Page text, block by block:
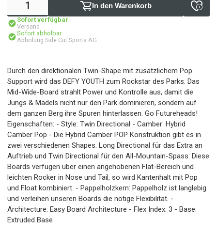
In den Warenkorb
Sofort verfügbar
Versand
Sofort abholbar
Abholung Side Cut Sports AG
Durch den direktionalen Twin-Shape mit zusätzlichem Pop
Support wird das DEFY YOUTH zum Rockstar des Parks. Das
Mid-Wide-Board strahlt Power und Kontrolle aus, damit die
Jungs & Mädels nicht nur den Park dominieren, sondern auf
dem ganzen Berg ihre Spuren hinterlassen. Go Futureheads!
Eigenschaften: - Style: Twin Directional - Camber: Hybrid
Camber Pop - Die Hybrid Camber POP Konstruktion gibt es in
zwei verschiedenen Shapes. Long Directional für das Extra an
Auftrieb und Twin Directional für den All-Mountain-Spass: Diese
Boards verfügen über einen angehobenen Flat-Bereich und
leichten Rocker in Nose und Tail, so wird Kantenhalt mit Pop
und Float kombiniert. - Pappelholzkern: Pappelholz ist langlebig
und verleihen unseren Boards die nötige Flexibilität. -
Architecture: Easy Board Architecture - Flex Index: 3 - Base:
Extruded Base